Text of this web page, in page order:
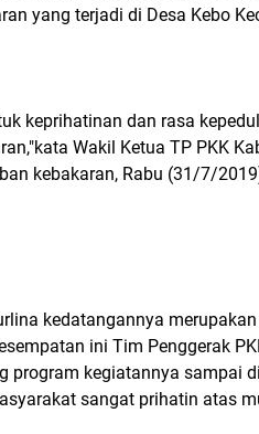
yang terjadi di Desa Kebo
keprihatinan dan rasa
Wakil Ketua TP PKK
kebakaran, Rabu (31/7/
kedatangannya
ini Tim Penggerak
program kegiatannya sampai
sangat prihatin atas